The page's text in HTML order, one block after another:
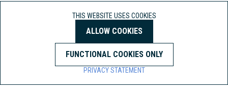
j.bruggeling@boalgroup.com
THIS WEBSITE USES COOKIES
ALLOW COOKIES
FUNCTIONAL COOKIES ONLY
PRIVACY STATEMENT